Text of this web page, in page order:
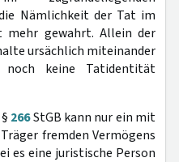
Nämlichkeit der Tat im
gewahrt. Allein der
ursächlich miteinander
noch keine Tatidentität
266StGB kann nur ein mit
fremden Vermögens
es eine juristische Person